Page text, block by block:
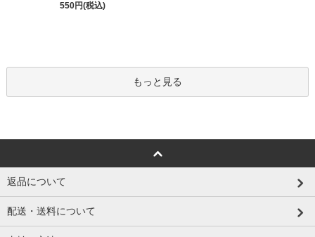
550円(税込)
もっと見る
返品について
配送・送料について